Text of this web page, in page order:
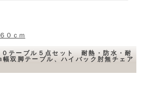
０ｃｍ
０テーブル５点セット 耐熱・防水・耐
双脚テーブル、ハイバック肘無チェア